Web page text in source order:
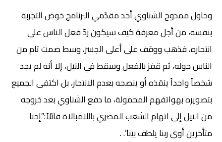
وحاول ممدوح الشناوي أحد مقدّمي البرنامج خوض التجربة
بنفسه، من أجل معرفة كيف سيكون ردّ فعل الناس على
انتحاره، فذهب ووقف على أعلى الجسر، وسط صمت تام من
الناس حوله، ثم قفز بالفعل وسقط في النيل، إلا أنه لم يجد
شخصاً واحداً ينقذه أو ينصحه بعدم الانتحار، بل اكتفى الجميع
بتصويره بهواتفهم المحمولة، ما دفع الشناوي بعد خروجه
من النيل إلى اتهام الشعب المصري باللامبالاة قائلاً:”إحنا
متأخرين أوى ربنا يلطف بينا”. .